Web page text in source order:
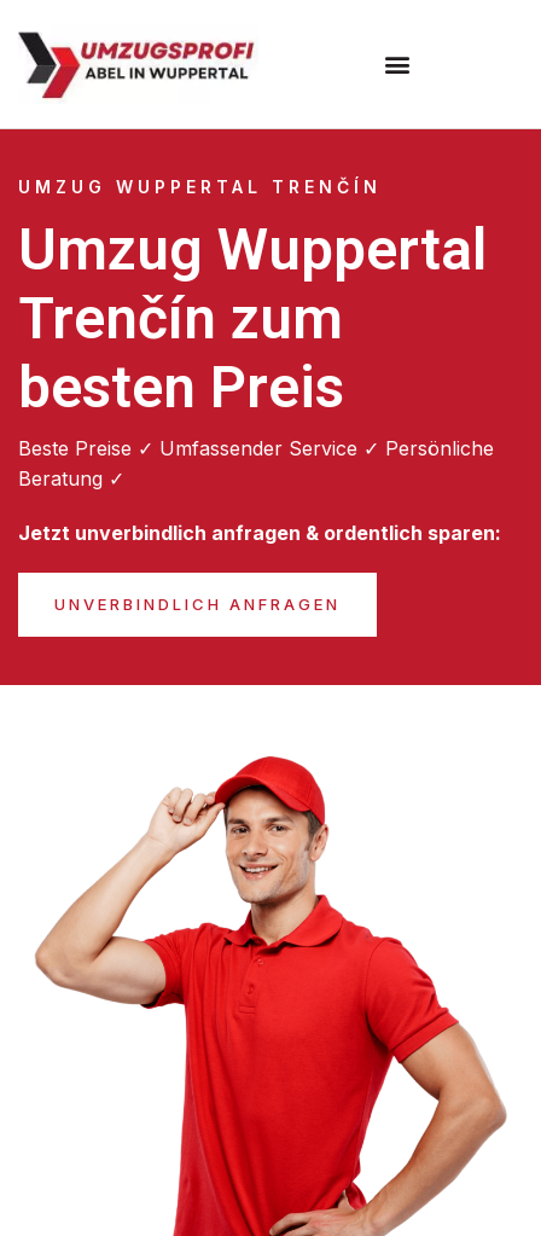
UMZUG WUPPERTAL TRENČÍN
Umzug Wuppertal
Trenčín zum
besten Preis
Beste Preise ✓ Umfassender Service ✓ Persönliche
Beratung ✓
Jetzt unverbindlich anfragen & ordentlich sparen:
UNVERBINDLICH ANFRAGEN